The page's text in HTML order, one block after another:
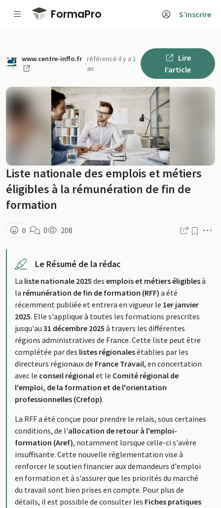
Passer au contenu principal
FormaPro S’inscrire
www.centre-inffo.fr
·
référencé il y a 1
an
Lire
l’article
Liste nationale des emplois et métiers
éligibles à la rémunération de fin de
formation
0 0 208
Le Résumé de la rédac
La liste nationale 2025 des emplois et métiers éligiblesà
la rémunération de fin de formation (RFF) a été
récemment publiée et entrera en vigueur le 1er janvier
2025. Elle s'applique à toutes les formations prescrites
jusqu'au 31 décembre 2025 à travers les différentes
régions administratives de France. Cette liste peut être
complétée par des listes régionalesétablies par les
directeurs régionaux de France Travail, en concertation
avec le conseil régionalet le Comité régional de
l'emploi, de la formation et de l'orientation
professionnelles (Crefop).
La RFF a été conçue pour prendre le relais, sous certaines
conditions, de l'allocation de retour à l'emploi-
formation (Aref), notamment lorsque celle-ci s'avère
insuffisante. Cette nouvelle réglementation vise à
renforcer le soutien financier aux demandeurs d'emploi
en formation et à s'assurer que les priorités du marché
du travail sont bien prises en compte. Pour plus de
détails, il est possible de consulter les Fiches pratiques